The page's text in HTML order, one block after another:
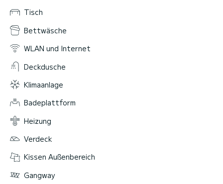
Tisch
Bettwäsche
WLAN und Internet
Deckdusche
Klimaanlage
Badeplattform
Heizung
Verdeck
Kissen Außenbereich
Gangway